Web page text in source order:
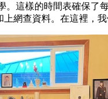
。這樣的時間表確保
網查資料。在這裡，